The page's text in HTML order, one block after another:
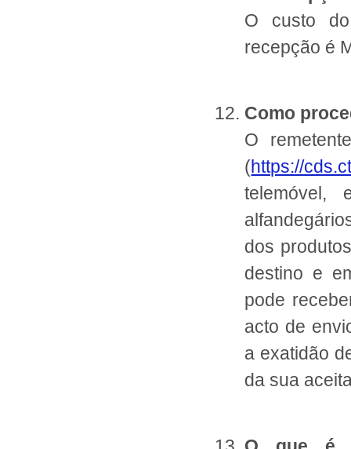
O custo
recepção é
Como
O
(https://
telemóvel,
dos
destino e
pode
acto de
a exatidão
da sua